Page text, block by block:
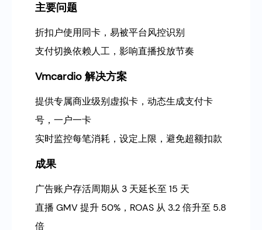
主要问题
折扣户使用同卡，易被平台风控识别
支付切换依赖人工，影响直播投放节奏
Vmcardio 解决方案
提供专属商业级别虚拟卡，动态生成支付卡
号，一户一卡
实时监控每笔消耗，设定上限，避免超额扣款
成果
广告账户存活周期从 3 天延长至 15 天
直播 GMV 提升 50%，ROAS 从 3.2 倍升至 5.8
倍